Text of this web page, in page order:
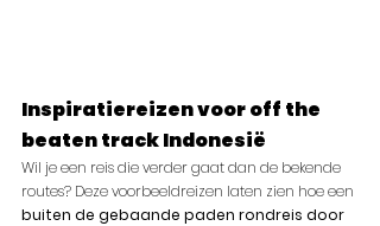
Inspiratiereizen voor off the
beaten track Indonesië
Wil je een reis die verder gaat dan de bekende
routes? Deze voorbeeldreizen laten zien hoe een
buiten de gebaande paden rondreis door